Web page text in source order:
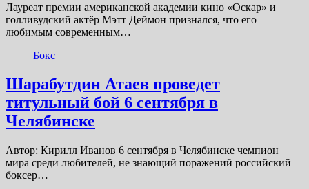
Лауреат премии американской академии кино «Оскар» и
голливудский актёр Мэтт Деймон признался, что его
любимым современным…
Бокс
Шарабутдин Атаев проведет
титульный бой 6 сентября в
Челябинске
Автор: Кирилл Иванов 6 сентября в Челябинске чемпион
мира среди любителей, не знающий поражений российский
боксер…